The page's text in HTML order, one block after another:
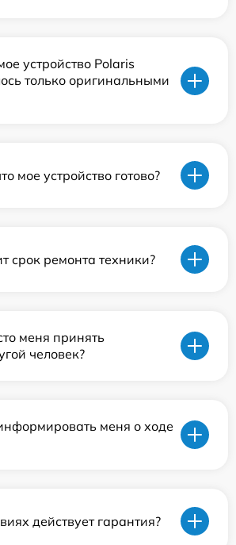
устройство Polaris
только оригинальными
мое устройство готово?
срок ремонта техники?
меня принять
человек?
меня о ходе
действует гарантия?